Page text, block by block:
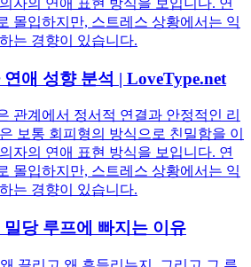
자의 연애 표현 방식을 보입니다. 연
몰입하지만, 스트레스 상황에서는 익
는 경향이 있습니다.
애 성향 분석 | LoveType.net
관계에서 정서적 연결과 안정적인 리
보통 회피형의 방식으로 친밀함을 이
자의 연애 표현 방식을 보입니다. 연
몰입하지만, 스트레스 상황에서는 익
는 경향이 있습니다.
당 루프에 빠지는 이유